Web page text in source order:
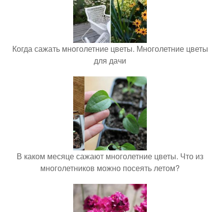
Когда сажать многолетние цветы. Многолетние цветы
для дачи
В каком месяце сажают многолетние цветы. Что из
многолетников можно посеять летом?